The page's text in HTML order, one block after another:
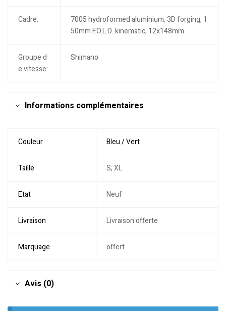
Cadre:
7005 hydroformed aluminium, 3D forging, 1
50mm F.O.L.D. kinematic, 12x148mm
Groupe d
e vitesse:
Shimano
Informations complémentaires
Couleur Bleu / Vert
Taille S, XL
Etat Neuf
Livraison Livraison offerte
Marquage offert
Avis (0)